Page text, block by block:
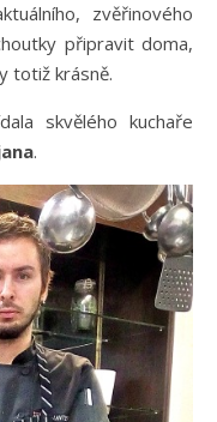
zvěřinového
připravit doma,
totiž krásně.
skvělého kuchaře
.